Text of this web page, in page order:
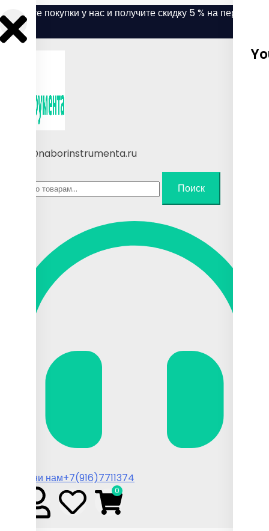
Skip
to
content
Делайте покупки у нас и получите скидку 5 % на первый
заказ.
sales@naborinstrumenta.ru
Искать:
Поиск
Позвони нам+7(916)7711374
0